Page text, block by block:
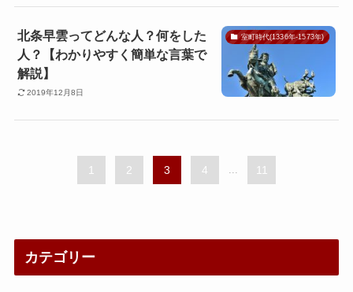
室町時代(1336年-1573年)
北条早雲ってどんな人？何をした
人？【わかりやすく簡単な言葉で
解説】
2019年12月8日
1 2 3 4 11
カテゴリー